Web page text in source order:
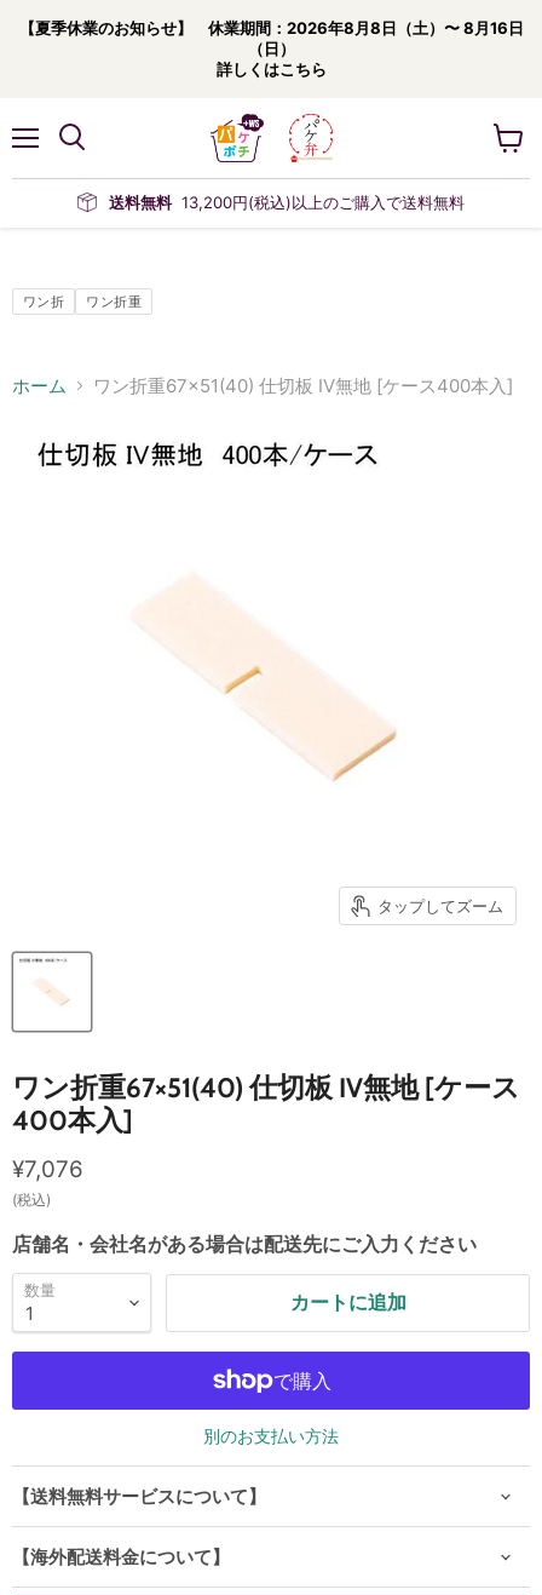
【夏季休業のお知らせ】 休業期間：2026年8月8日（土）〜 8月16日
（日）
詳しくはこちら
ニ
送料無料 13,200円(税込)以上のご購入で送料無料
ー
ワン折 ワン折重
ホーム ワン折重67×51(40) 仕切板 IV無地 [ケース400本入]
タップしてズーム
ワン折重67×51(40) 仕切板 IV無地 [ケース
400本入]
現在の価格
¥7,076
(税込)
店舗名・会社名がある場合は配送先にご入力ください
数量
カートに追加
別のお支払い方法
【送料無料サービスについて】
【海外配送料金について】